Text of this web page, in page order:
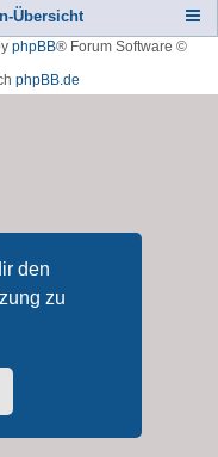
den
zu
Übersicht
phpBB® Forum Software ©
phpBB.de